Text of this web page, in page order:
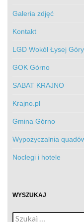
Galeria zdjęć
Kontakt
LGD Wokół Łysej Góry
GOK Górno
SABAT KRAJNO
Krajno.pl
Gmina Górno
Wypożyczalnia
Noclegi i hotele
WYSZUKAJ
Szukaj: